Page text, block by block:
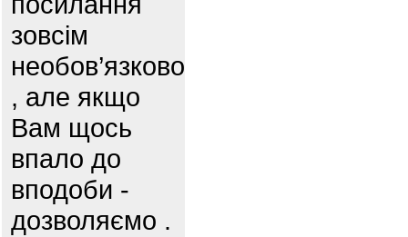
зовсім
необов’язково
, але якщо
Вам щось
впало до
вподоби -
дозволяємо .